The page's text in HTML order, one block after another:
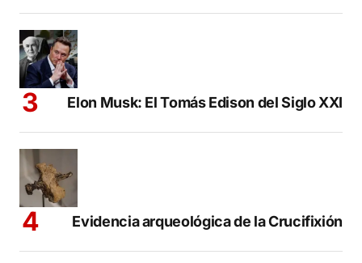
Elon Musk: El Tomás Edison del Siglo XXI
Evidencia arqueológica de la Crucifixión